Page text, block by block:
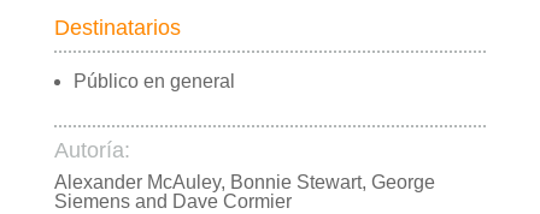
Destinatarios
Público en general
Autoría:
Alexander McAuley, Bonnie Stewart, George
Siemens and Dave Cormier